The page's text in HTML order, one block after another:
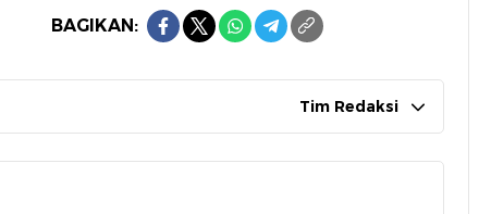
BAGIKAN:
Tim Redaksi